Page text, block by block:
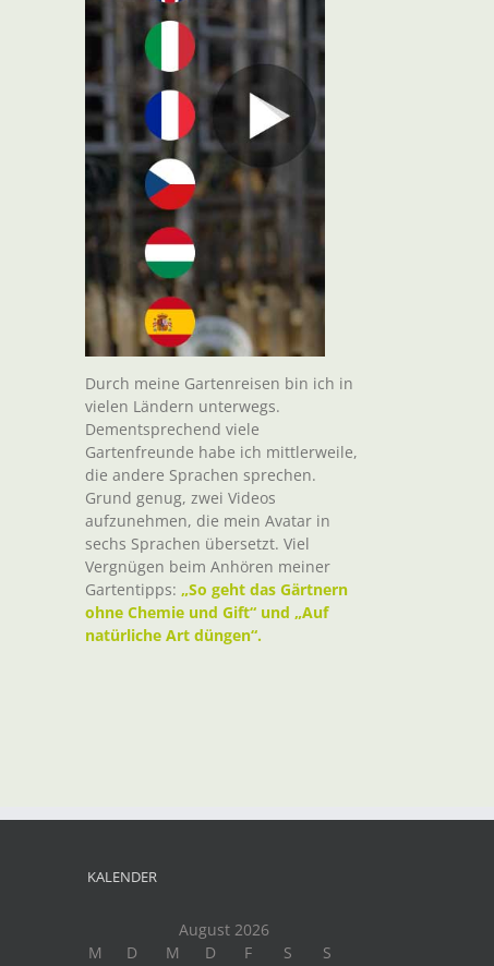
Durch meine Gartenreisen bin ich in
vielen Ländern unterwegs.
Dementsprechend viele
Gartenfreunde habe ich mittlerweile,
die andere Sprachen sprechen.
Grund genug, zwei Videos
aufzunehmen, die mein Avatar in
sechs Sprachen übersetzt. Viel
Vergnügen beim Anhören meiner
Gartentipps: „So geht das Gärtnern
ohne Chemie und Gift“ und „Auf
natürliche Art düngen“.
KALENDER
August 2026
M
D M D F S S